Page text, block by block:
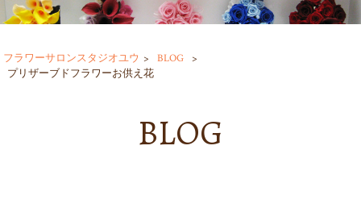
フラワーサロンスタジオユウ > BLOG
>
プリザーブドフラワーお供え花
BLOG